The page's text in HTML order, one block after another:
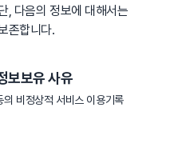
, 다음의 정보에 대해서는
존합니다.
보보유 사유
비정상적 서비스 이용기록